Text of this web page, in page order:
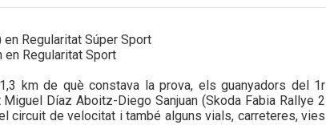
Regularitat Súper Sport
Regularitat Sport
km de què constava la prova, els guanyadors del 1r
Díaz Aboitz-Diego Sanjuan (Skoda Fabia Rallye 2
circuit de velocitat i també alguns vials, carreteres, vies